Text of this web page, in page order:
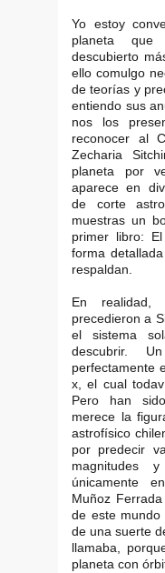
Yo estoy
planeta
descubierto
ello comulgo
de teorías y
entiendo sus
nos los
reconocer al
Zecharia
planeta por
aparece en
de corte
muestras un
primer libro:
forma
respaldan.
En realidad,
precedieron a
el sistema
descubrir.
perfectamente
x, el cual
Pero han
merece la
astrofísico
por predecir
magnitudes y
únicamente
Muñoz
de este mundo
de una suerte
llamaba,
planeta con